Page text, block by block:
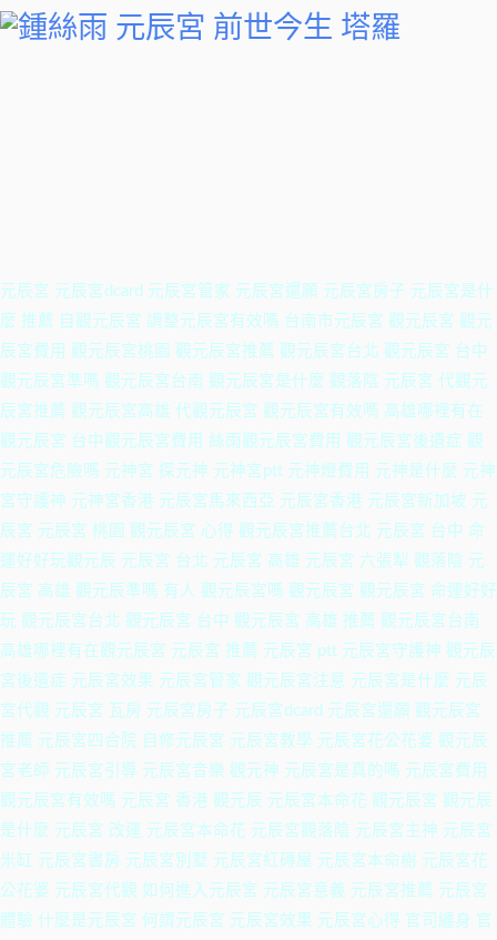
元辰宮 元辰宮dcard 元辰宮管家 元辰宮還願 元辰宮房子 元辰宮是什
麼 推薦 自觀元辰宮 調整元辰宮有效嗎 台南市元辰宮 觀元辰宮 觀元
辰宮費用 觀元辰宮桃園 觀元辰宮推薦 觀元辰宮台北 觀元辰宮 台中
觀元辰宮準嗎 觀元辰宮台南 觀元辰宮是什麼 觀落陰 元辰宮 代觀元
辰宮推薦 觀元辰宮高雄 代觀元辰宮 觀元辰宮有效嗎 高雄哪裡有在
觀元辰宮 台中觀元辰宮費用 絲雨觀元辰宮費用 觀元辰宮後遺症 觀
元辰宮危險嗎 元神宮 探元神 元神宮ptt 元神燈費用 元神是什麼 元神
宮守護神 元神宮香港 元辰宮馬來西亞 元辰宮香港 元辰宮新加坡 元
辰宮 元辰宮 桃園 觀元辰宮 心得 觀元辰宮推薦台北 元辰宮 台中 命
運好好玩觀元辰 元辰宮 台北 元辰宮 高雄 元辰宮 六張犁 觀落陰 元
辰宮 高雄 觀元辰準嗎 有人 觀元辰宮嗎 觀元辰宮 觀元辰宮 命運好好
玩 觀元辰宮台北 觀元辰宮 台中 觀元辰宮 高雄 推薦 觀元辰宮台南
高雄哪裡有在觀元辰宮 元辰宮 推薦 元辰宮 ptt 元辰宮守護神 觀元辰
宮後遺症 元辰宮效果 元辰宮管家 觀元辰宮注意 元辰宮是什麼 元辰
宮代觀 元辰宮 瓦房 元辰宮房子 元辰宮dcard 元辰宮還願 觀元辰宮
推薦 元辰宮四合院 自修元辰宮 元辰宮教學 元辰宮花公花婆 觀元辰
宮老師 元辰宮引導 元辰宮音樂 觀元神 元辰宮是真的嗎 元辰宮費用
觀元辰宮有效嗎 元辰宮 香港 觀元辰 元辰宮本命花 觀元辰宮 觀元辰
是什麼 元辰宮 改運 元辰宮本命花 元辰宮觀落陰 元辰宮主神 元辰宮
米缸 元辰宮書房 元辰宮別墅 元辰宮紅磚屋 元辰宮本命樹 元辰宮花
公花婆 元辰宮代觀 如何進入元辰宮 元辰宮意義 元辰宮推薦 元辰宮
體驗 什麼是元辰宮 何謂元辰宮 元辰宮效果 元辰宮心得 官司纏身 官